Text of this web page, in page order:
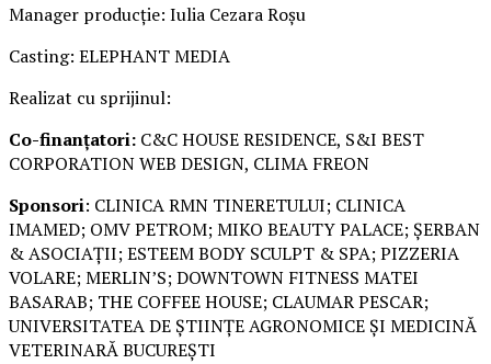
Manager producție: Iulia Cezara Roșu
Casting: ELEPHANT MEDIA
Realizat cu sprijinul:
Co-finanțatori: C&C HOUSE RESIDENCE, S&I BEST
CORPORATION WEB DESIGN, CLIMA FREON
Sponsori: CLINICA RMN TINERETULUI; CLINICA
IMAMED; OMV PETROM; MIKO BEAUTY PALACE; ȘERBAN
& ASOCIAȚII; ESTEEM BODY SCULPT & SPA; PIZZERIA
VOLARE; MERLIN’S; DOWNTOWN FITNESS MATEI
BASARAB; THE COFFEE HOUSE; CLAUMAR PESCAR;
UNIVERSITATEA DE ȘTIINȚE AGRONOMICE ȘI MEDICINĂ
VETERINARĂ BUCUREȘTI